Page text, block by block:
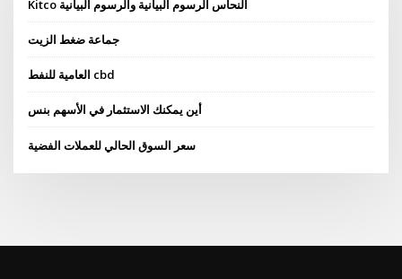
Kitco النحاس الرسوم البيانية والرسوم البيانية
جماعة ضغط الزيت
العامية للنفط cbd
أين يمكنك الاستثمار في الأسهم بنس
سعر السوق الحالي للعملات الفضية